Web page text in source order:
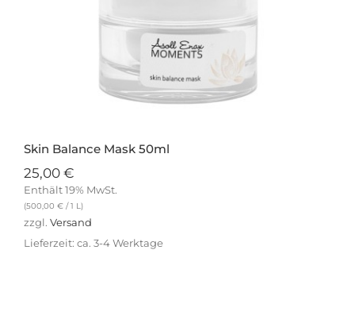
Skin Balance Mask 50ml
25,00 €
Enthält 19% MwSt.
(500,00 € / 1 L)
zzgl. Versand
Lieferzeit: ca. 3-4 Werktage